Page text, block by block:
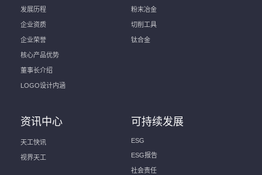
发展历程
企业资质
企业荣誉
核心产品优势
董事长介绍
LOGO设计内涵
粉末冶金
切削工具
钛合金
资讯中心
天工快讯
视界天工
可持续发展
ESG
ESG报告
社会责任